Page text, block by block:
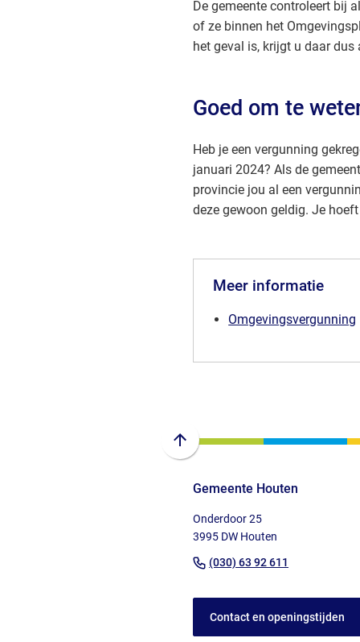
De gemeente controleert bij
of ze binnen het
het geval is, krijgt u daar dus
Goed om te
Heb je een vergunning
januari 2024? Als de
provincie jou al een
deze gewoon geldig. Je
Meer informatie
Omgevingsvergunning
Scroll
boven
het
van
paginainhoud
Gemeente Houten
Onderdoor 25
3995 DW Houten
(030) 63 92 611
een
Contact en openingstijden